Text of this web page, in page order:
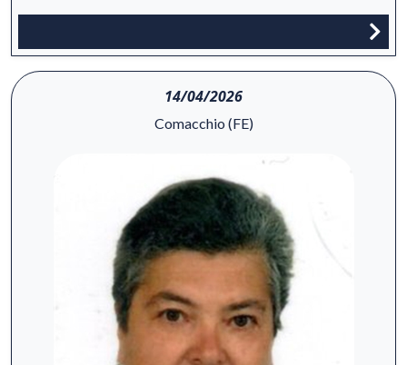
14/04/2026
Comacchio (FE)